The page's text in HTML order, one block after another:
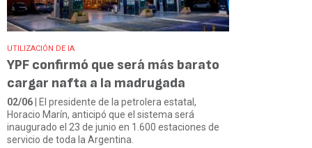
UTILIZACIÓN DE IA
YPF confirmó que será más barato
cargar nafta a la madrugada
02/06 | El presidente de la petrolera estatal,
Horacio Marín, anticipó que el sistema será
inaugurado el 23 de junio en 1.600 estaciones de
servicio de toda la Argentina.